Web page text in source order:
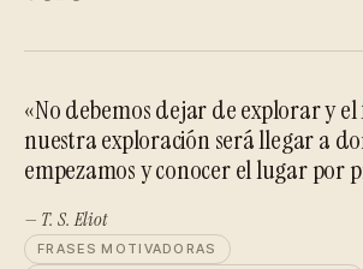
«No debemos dejar de explorar y
nuestra exploración será llegar a
empezamos y conocer el lugar por
— T. S. Eliot
FRASES MOTIVADORAS